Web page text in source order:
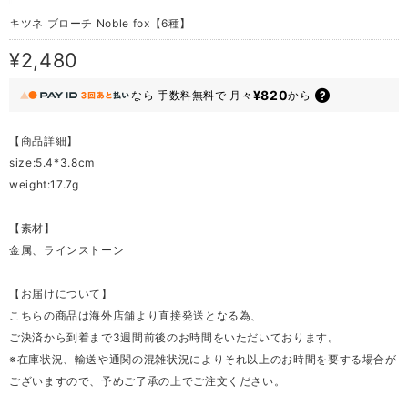
キツネ ブローチ Noble fox【6種】
¥2,480
なら 手数料無料で 月々 ¥820から
【商品詳細】
size:5.4*3.8cm
weight:17.7g
【素材】
金属、ラインストーン
【お届けについて】
こちらの商品は海外店舗より直接発送となる為、
ご決済から到着まで3週間前後のお時間をいただいております。
※在庫状況、輸送や通関の混雑状況によりそれ以上のお時間を要する場合が
ございますので、予めご了承の上でご注文ください。